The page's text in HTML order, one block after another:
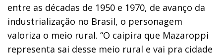
entre as décadas de 1950 e 1970, de avanço da
industrialização no Brasil, o personagem
valoriza o meio rural. “O caipira que Mazaroppi
representa sai desse meio rural e vai pra cidade